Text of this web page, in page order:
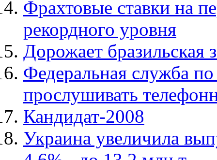
Фрахтовые ставки на
рекордного уровня
Дорожает бразильская
Федеральная служба
прослушивать
Кандидат-2008
Украина увеличила